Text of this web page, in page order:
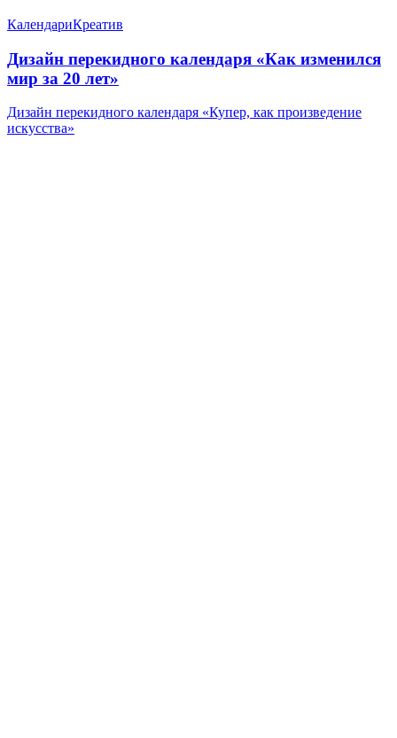
КалендариКреатив
Дизайн перекидного календаря «Как изменился
мир за 20 лет»
Дизайн перекидного календаря «Купер, как произведение
искусства»